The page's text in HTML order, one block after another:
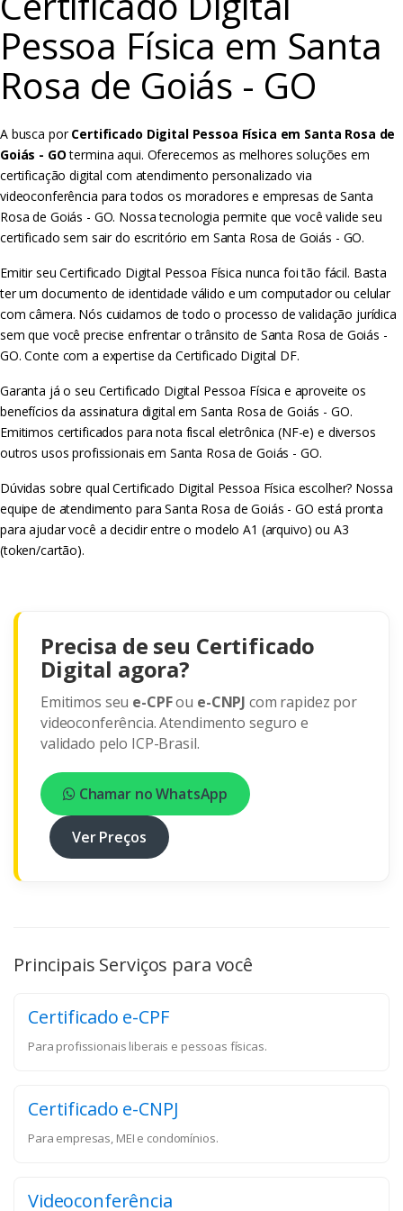
Pessoa Física em Santa
Rosa de Goiás - GO
A busca porCertificado Digital Pessoa Física em Santa Rosa de
Goiás - GOtermina aqui. Oferecemos as melhores soluções em
certificação digital com atendimento personalizado via
videoconferência para todos os moradores e empresas de Santa
Rosa de Goiás - GO. Nossa tecnologia permite que você valide seu
certificado sem sair do escritório em Santa Rosa de Goiás - GO.
Emitir seu Certificado Digital Pessoa Física nunca foi tão fácil. Basta
ter um documento de identidade válido e um computador ou celular
com câmera. Nós cuidamos de todo o processo de validação jurídica
sem que você precise enfrentar o trânsito de Santa Rosa de Goiás -
GO. Conte com a expertise da Certificado Digital DF.
Garanta já o seu Certificado Digital Pessoa Física e aproveite os
benefícios da assinatura digital em Santa Rosa de Goiás - GO.
Emitimos certificados para nota fiscal eletrônica (NF-e) e diversos
outros usos profissionais em Santa Rosa de Goiás - GO.
Dúvidas sobre qual Certificado Digital Pessoa Física escolher? Nossa
equipe de atendimento para Santa Rosa de Goiás - GO está pronta
para ajudar você a decidir entre o modelo A1 (arquivo) ou A3
(token/cartão).
Precisa de seu Certificado
Digital agora?
Emitimos seu e-CPFou e-CNPJ com rapidez por
videoconferência. Atendimento seguro e
validado pelo ICP-Brasil.
Chamar no WhatsApp
Ver Preços
Principais Serviços para você
Certificado e-CPF
Para profissionais liberais e pessoas físicas.
Certificado e-CNPJ
Para empresas, MEI e condomínios.
Videoconferência